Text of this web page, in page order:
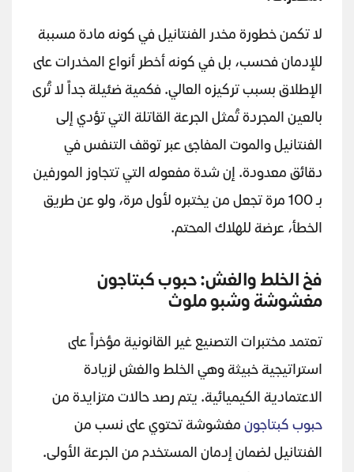
لا تكمن خطورة مخدر الفنتانيل في كونه مادة مسببة
للإدمان فحسب، بل في كونه أخطر أنواع المخدرات على
الإطلاق بسبب تركيزه العالي. فكمية ضئيلة جداً لا تُرى
بالعين المجردة تُمثل الجرعة القاتلة التي تؤدي إلى
الفنتانيل والموت المفاجئ عبر توقف التنفس في
دقائق معدودة. إن شدة مفعوله التي تتجاوز المورفين
بـ 100 مرة تجعل من يختبره لأول مرة، ولو عن طريق
الخطأ، عرضة للهلاك المحتم.
فخ الخلط والغش: حبوب كبتاجون
مغشوشة وشبو ملوث
تعتمد مختبرات التصنيع غير القانونية مؤخراً على
استراتيجية خبيثة وهي الخلط والغش لزيادة
الاعتمادية الكيميائية. يتم رصد حالات متزايدة من
حبوب كبتاجون مغشوشة تحتوي على نسب من
الفنتانيل لضمان إدمان المستخدم من الجرعة الأولى.